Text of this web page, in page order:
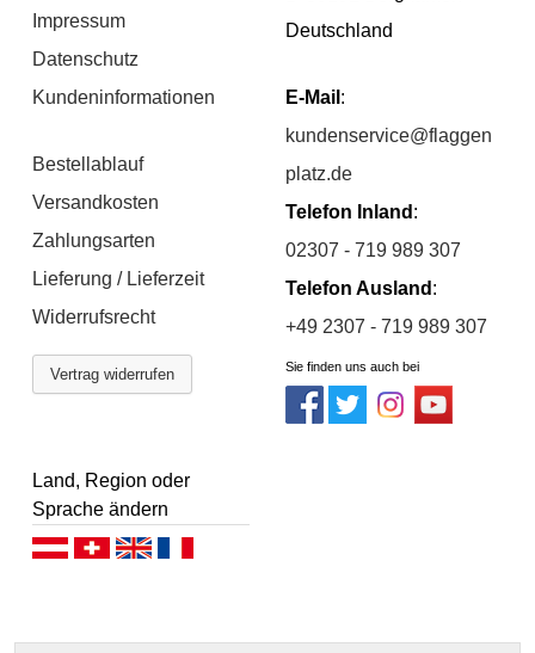
Impressum
Datenschutz
Kundeninformationen
Bestellablauf
Versandkosten
Zahlungsarten
Lieferung / Lieferzeit
Widerrufsrecht
Vertrag widerrufen
Deutschland
E-Mail :
kundenservice@flaggen
platz.de
Telefon Inland :
02307 - 719 989 307
Telefon Ausland :
+49 2307 - 719 989 307
Sie finden uns auch bei
Land, Region oder
Sprache ändern
Deutsch (AT)Deutsch (CH)